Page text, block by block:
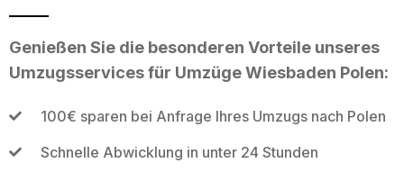
Genießen Sie die besonderen Vorteile unseres
Umzugsservices für Umzüge Wiesbaden Polen:
100€ sparen bei Anfrage Ihres Umzugs nach Polen
Schnelle Abwicklung in unter 24 Stunden